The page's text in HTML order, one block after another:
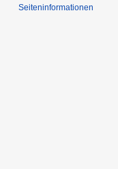
Seiten­informationen